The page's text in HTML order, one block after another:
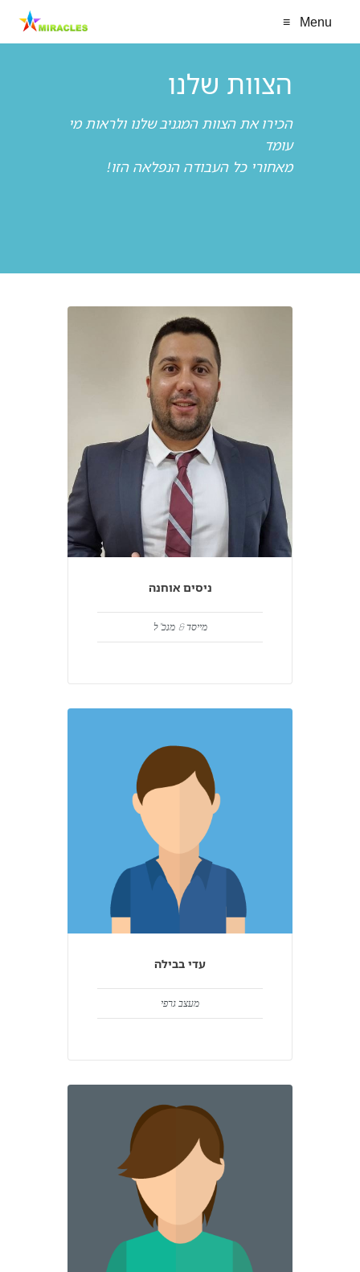
Menu
≡
הצוות שלנו
הכירו את הצוות המגניב שלנו ולראות מי
עומד
מאחורי כל העבודה הנפלאה הזו!
ניסים אוחנה
מייסד & מנכ"ל
עדי בבילה
מעצב גרפי